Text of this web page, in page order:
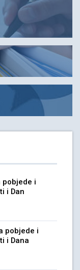
pobjede i
i Dan
pobjede i
i Dana